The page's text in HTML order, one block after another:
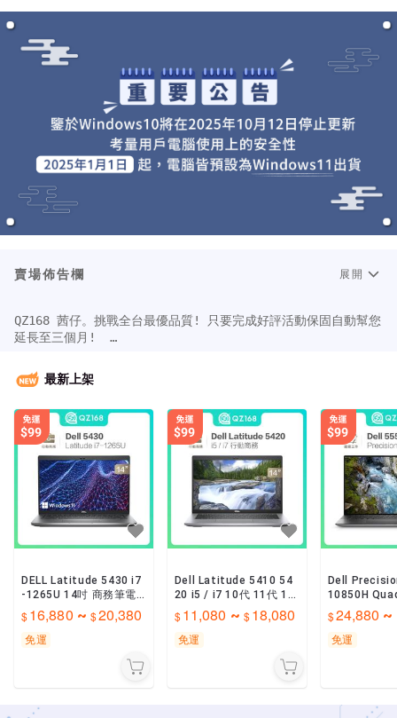
賣場佈告欄 展開
QZ168 茜仔。挑戰全台最優品質! 只要完成好評活動保固自動幫您
延長至三個月!
全台最優質保固，最堅強團隊!
標準化SOP，確保每一項商品都是最高品質!
絕非來路不明之電腦可比擬，再經由專業工程師多達20道以上檢測
流程，最後專人清潔消毒後才會送至您手中，讓您買的安心用的放
心。
最新上架
DELL Latitude 5430 i7
-1265U 14吋 商務筆電
商務機 二手筆電 文書筆
電 耐用 文書機
16,880 ~ 20,380
免運
Dell Latitude 5410 54
20 i5 / i7 10代 11代 14
吋 優質二手筆電 文書辦
公 追劇
11,080 ~ 18,080
免運
Dell
10850H
16G 512G
手24,880 ~
免運